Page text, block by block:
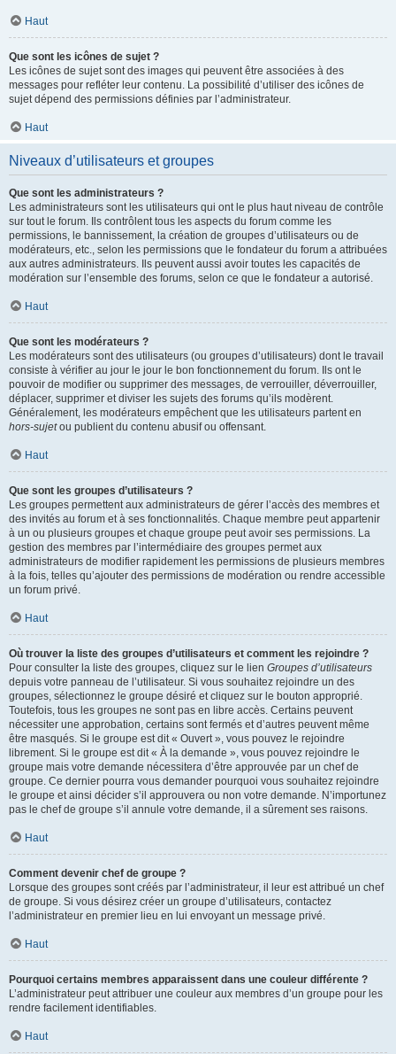
Haut
Que sont les icônes de sujet ?
Les icônes de sujet sont des images qui peuvent être associées à des
messages pour refléter leur contenu. La possibilité d’utiliser des icônes de
sujet dépend des permissions définies par l’administrateur.
Haut
Niveaux d’utilisateurs et groupes
Que sont les administrateurs ?
Les administrateurs sont les utilisateurs qui ont le plus haut niveau de contrôle
sur tout le forum. Ils contrôlent tous les aspects du forum comme les
permissions, le bannissement, la création de groupes d’utilisateurs ou de
modérateurs, etc., selon les permissions que le fondateur du forum a attribuées
aux autres administrateurs. Ils peuvent aussi avoir toutes les capacités de
modération sur l’ensemble des forums, selon ce que le fondateur a autorisé.
Haut
Que sont les modérateurs ?
Les modérateurs sont des utilisateurs (ou groupes d’utilisateurs) dont le travail
consiste à vérifier au jour le jour le bon fonctionnement du forum. Ils ont le
pouvoir de modifier ou supprimer des messages, de verrouiller, déverrouiller,
déplacer, supprimer et diviser les sujets des forums qu’ils modèrent.
Généralement, les modérateurs empêchent que les utilisateurs partent en
hors-sujetou publient du contenu abusif ou offensant.
Haut
Que sont les groupes d’utilisateurs ?
Les groupes permettent aux administrateurs de gérer l’accès des membres et
des invités au forum et à ses fonctionnalités. Chaque membre peut appartenir
à un ou plusieurs groupes et chaque groupe peut avoir ses permissions. La
gestion des membres par l’intermédiaire des groupes permet aux
administrateurs de modifier rapidement les permissions de plusieurs membres
à la fois, telles qu’ajouter des permissions de modération ou rendre accessible
un forum privé.
Haut
Où trouver la liste des groupes d’utilisateurs et comment les rejoindre ?
Pour consulter la liste des groupes, cliquez sur le lien Groupes d’utilisateurs
depuis votre panneau de l’utilisateur. Si vous souhaitez rejoindre un des
groupes, sélectionnez le groupe désiré et cliquez sur le bouton approprié.
Toutefois, tous les groupes ne sont pas en libre accès. Certains peuvent
nécessiter une approbation, certains sont fermés et d’autres peuvent même
être masqués. Si le groupe est dit « Ouvert », vous pouvez le rejoindre
librement. Si le groupe est dit « À la demande », vous pouvez rejoindre le
groupe mais votre demande nécessitera d’être approuvée par un chef de
groupe. Ce dernier pourra vous demander pourquoi vous souhaitez rejoindre
le groupe et ainsi décider s’il approuvera ou non votre demande. N’importunez
pas le chef de groupe s’il annule votre demande, il a sûrement ses raisons.
Haut
Comment devenir chef de groupe ?
Lorsque des groupes sont créés par l’administrateur, il leur est attribué un chef
de groupe. Si vous désirez créer un groupe d’utilisateurs, contactez
l’administrateur en premier lieu en lui envoyant un message privé.
Haut
Pourquoi certains membres apparaissent dans une couleur différente ?
L’administrateur peut attribuer une couleur aux membres d’un groupe pour les
rendre facilement identifiables.
Haut